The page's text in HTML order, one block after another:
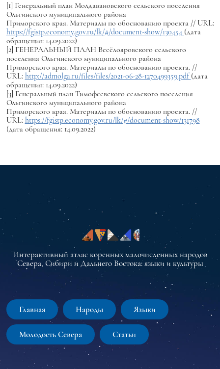
[1] Генеральный план Молдавановского сельского поселения
Ольгинского муниципального района
Приморского края. Материалы по обоснованию проекта // URL:
https://fgistp.economy.gov.ru/lk/#/document-show/130454 (дата
обращения: 14.09.2022)
[2] ГЕНЕРАЛЬНЫЙ ПЛАН Весёлояровского сельского
поселения Ольгинского муниципального района
Приморского края. Материалы по обоснованию проекта. //
URL: http://admolga.ru/files/files/2021-06-28-1270499359.pdf(дата
обращения: 14.09.2022)
[3] Генеральный план Тимофеевского сельского поселения
Ольгинского муниципального района
Приморского края. Материалы по обоснованию проекта. //
URL: https://fgistp.economy.gov.ru/lk/#/document-show/131798
(дата обращения: 14.09.2022)
Интерактивный атлас коренных малочисленных народов
Севера, Сибири и Дальнего Востока: языки и культуры
Главная Народы Языки
Молодость Севера Статьи